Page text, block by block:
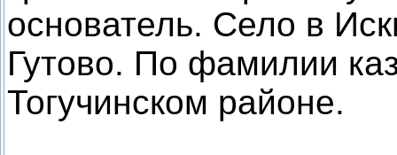
основатель. Село в
Гутово. По фамилии
Тогучинском районе.